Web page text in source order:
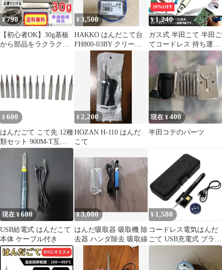
¥798
【初心者OK】30g基板
から部品をラクラク外
¥3,500
HAKKO はんだこて台
FH800-03BY クリーニ
ングワイヤー・スポン
10%OFF
¥1,240
ガス式 半田こて 半田ご
てコードレス 持ち運び
コンパクト 電装品 補修
メンテナンス 野外 屋外
ハンダゴテ 簡単 修理
バーナー 車 バイク車パ
ソコン KODOHAN ネコ
ポス
¥ 600
はんだごて こて先 12種
類セット 900M-T互換
錫メッキ銅 交換用
¥ 2,200
HOZAN H-110 はんだ
こて
現在 ¥400
半田コテのパーツ
現在 ¥600
USB給電式 はんだこて
本体 ケーブル付き
¥3,000
はんだ吸取器 吸取機 除
去器 ハンダ除去 吸取線
¥ 1,580
コードレス電気はんだ
ごて USB充電式 ブラッ
ク